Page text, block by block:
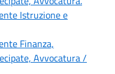
Istruzione e
Finanza,
Avvocatura /